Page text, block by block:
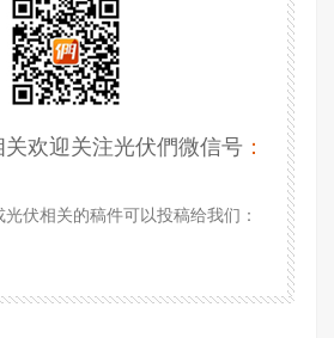
欢迎关注光伏們微信号 ：
伏相关的稿件可以投稿给我们：